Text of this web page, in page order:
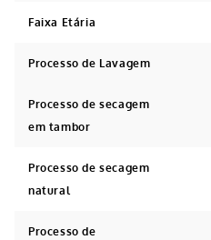
Faixa Etária
Processo de Lavagem
Processo de secagem
em tambor
Processo de secagem
natural
Processo de